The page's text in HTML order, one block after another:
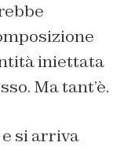
iniettata
Ma tant’è.
si arriva